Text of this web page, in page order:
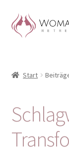
Zur
Navigation
Zum
Inhalt
Blog
Shop / Retreats
CLAUDIA
Start